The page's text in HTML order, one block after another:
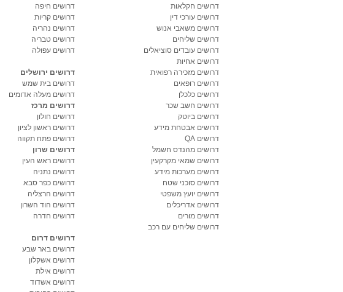
דרושים חקלאות
דרושים עורכי דין
דרושים משאבי אנוש
דרושים שליחים
דרושים עובדים סוציאלים
דרושים אחיות
דרושים מזכירה רפואית
דרושים רופאים
דרושים כלכלן
דרושים חשב שכר
דרושים ביוטק
דרושים אבטחת מידע
דרושים QA
דרושים מהנדס חשמל
דרושים שמאי מקרקעין
דרושים מערכות מידע
דרושים סוכני שטח
דרושים יועץ משפטי
דרושים אדריכלים
דרושים מורים
דרושים שליחים עם רכב
דרושים חיפה
דרושים קריות
דרושים נהריה
דרושים טבריה
דרושים עפולה
דרושים ירושלים
דרושים בית שמש
דרושים מעלה אדומים
דרושים מרכז
דרושים חולון
דרושים ראשון לציון
דרושים פתח תקווה
דרושים שרון
דרושים ראש העין
דרושים נתניה
דרושים כפר סבא
דרושים הרצליה
דרושים הוד השרון
דרושים חדרה
דרושים דרום
דרושים באר שבע
דרושים אשקלון
דרושים אילת
דרושים אשדוד